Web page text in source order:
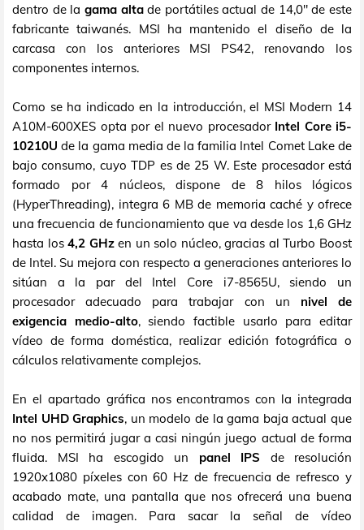
dentro de la gama altade portátiles actual de 14,0" de este
fabricante taiwanés. MSI ha mantenido el diseño de la
carcasa con los anteriores MSI PS42, renovando los
componentes internos.
Como se ha indicado en la introducción, el MSI Modern 14
A10M-600XES opta por el nuevo procesador Intel Core i5-
10210U de la gama media de la familia Intel Comet Lake de
bajo consumo, cuyo TDP es de 25 W. Este procesador está
formado por 4 núcleos, dispone de 8 hilos lógicos
(HyperThreading), integra 6 MB de memoria caché y ofrece
una frecuencia de funcionamiento que va desde los 1,6 GHz
hasta los4,2 GHzen un solo núcleo, gracias al Turbo Boost
de Intel. Su mejora con respecto a generaciones anteriores lo
sitúan a la par del Intel Core i7-8565U, siendo un
procesador adecuado para trabajar con un nivel de
exigencia medio-alto, siendo factible usarlo para editar
vídeo de forma doméstica, realizar edición fotográfica o
cálculos relativamente complejos.
En el apartado gráfica nos encontramos con la integrada
Intel UHD Graphics, un modelo de la gama baja actual que
no nos permitirá jugar a casi ningún juego actual de forma
fluida. MSI ha escogido un panel IPS de resolución
1920x1080 píxeles con 60 Hz de frecuencia de refresco y
acabado mate, una pantalla que nos ofrecerá una buena
calidad de imagen. Para sacar la señal de vídeo